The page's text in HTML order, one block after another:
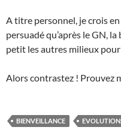
A titre personnel, je crois
persuadé qu’après le GN,
petit les autres milieux
Alors contrastez ! Prouvez
BIENVEILLANCE